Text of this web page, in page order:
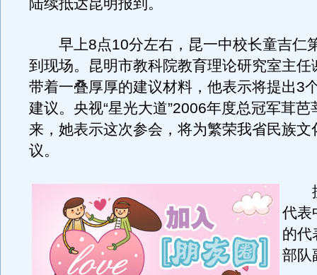
陆续抵达昆明报到。
早上8点10分左右，昆一中校长童吉仁
到现场。昆明市教科院教育理论研究室主任
带着一叠厚厚的建议材料，他表示将提出3
建议。央视“星光大道”2006年度总冠军茸芭
来，她表示这次参会，将为繁荣我省民族文
议。
据
代表
的代
部队